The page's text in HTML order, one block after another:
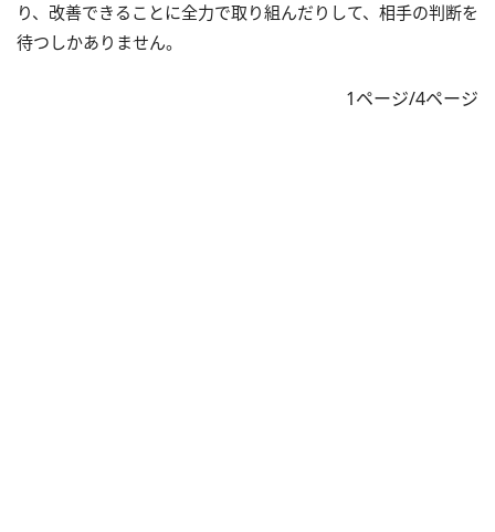
り、改善できることに全力で取り組んだりして、相手の判断を
待つしかありません。
1ページ/4ページ